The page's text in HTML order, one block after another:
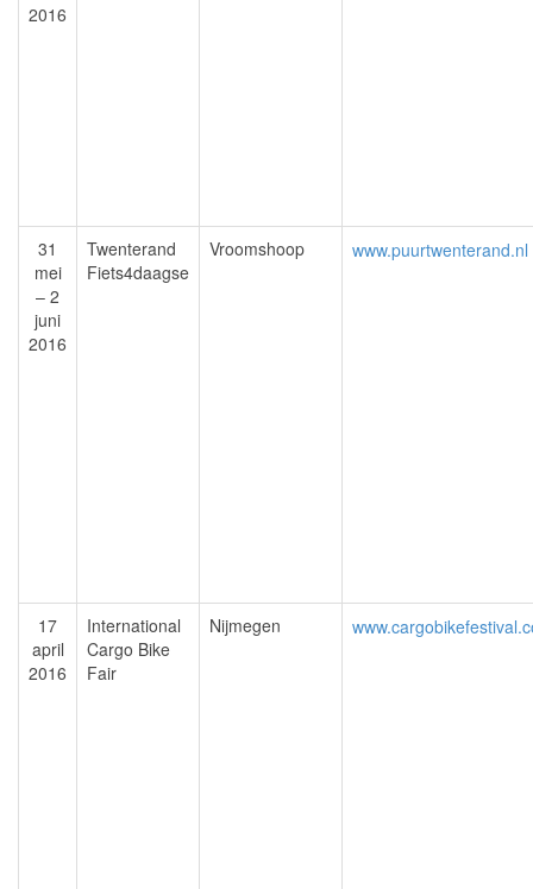
2016
31
mei
– 2
juni
2016
Twenterand
Fiets4daagse
Vroomshoop www.puurtwenterand.nl
17
april
2016
International
Cargo Bike
Fair
Nijmegen